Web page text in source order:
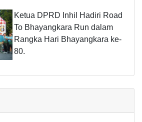
Ketua DPRD Inhil Hadiri Road
To Bhayangkara Run dalam
Rangka Hari Bhayangkara ke-
80.